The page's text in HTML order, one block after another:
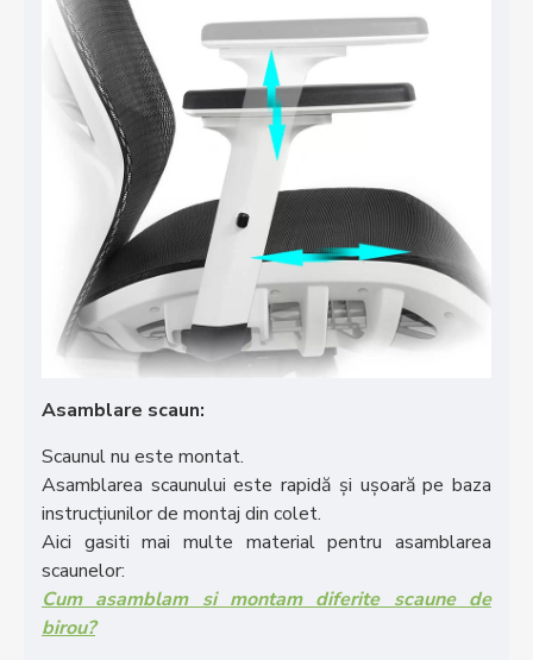
Asamblare scaun:
Scaunul nu este montat.
Asamblarea scaunului este rapidă și ușoară pe baza
instrucțiunilor de montaj din colet.
Aici gasiti mai multe material pentru asamblarea
scaunelor:
Cum asamblam si montam diferite scaune de
birou?